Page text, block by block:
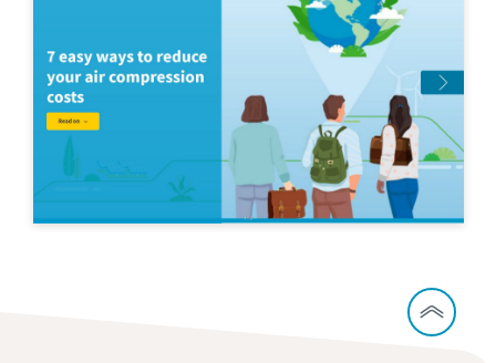
10 stappen voor een groene en efficiëntere